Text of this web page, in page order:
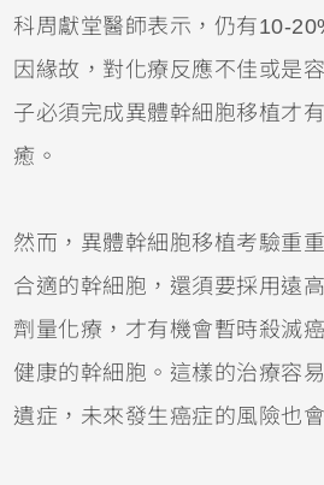
科周獻堂醫師表示，仍有10-
因緣故，對化療反應不佳或是
子必須完成異體幹細胞移植才
癒。
然而，異體幹細胞移植考驗重
合適的幹細胞，還須要採用遠
劑量化療，才有機會暫時殺滅
健康的幹細胞。這樣的治療容
遺症，未來發生癌症的風險也